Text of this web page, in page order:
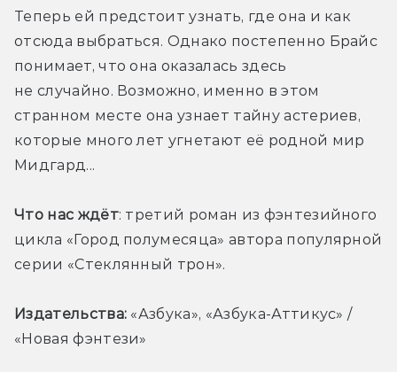
Теперь ей предстоит узнать, где она и как
отсюда выбраться. Однако постепенно Брайс
понимает, что она оказалась здесь
не случайно. Возможно, именно в этом
странном месте она узнает тайну астериев,
которые много лет угнетают её родной мир
Мидгард...
Что нас ждёт: третий роман из фэнтезийного
цикла «Город полумесяца» автора популярной
серии «Стеклянный трон».
Издательства: «Азбука», «Азбука-Аттикус» /
«Новая фэнтези»